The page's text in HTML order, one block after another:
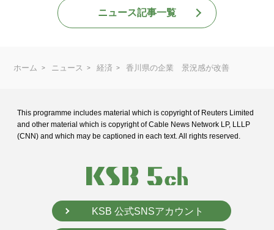
ニュース記事一覧
ホーム ニュース 経済 香川県の企業 景況感が改善
This programme includes material which is copyright of Reuters Limited
and other material which is copyright of Cable News Network LP, LLLP
(CNN) and which may be captioned in each text. All rights reserved.
KSB 公式SNSアカウント